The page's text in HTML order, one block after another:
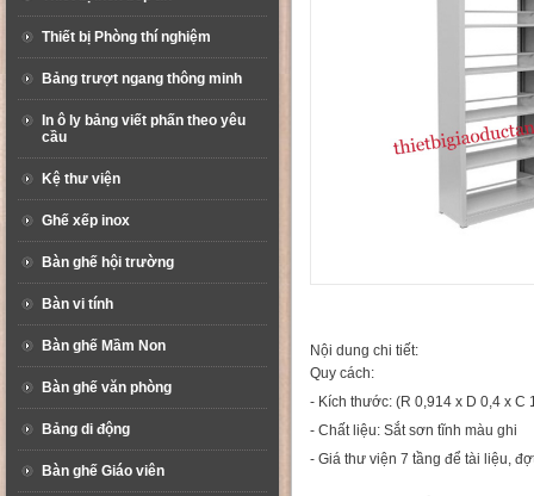
Thiết bị Phòng thí nghiệm
Bảng trượt ngang thông minh
In ô ly bảng viết phấn theo yêu
cầu
Kệ thư viện
Ghế xếp inox
Bàn ghế hội trường
Bàn vi tính
Bàn ghế Mầm Non
Bàn ghế văn phòng
Bảng di động
Bàn ghế Giáo viên
Nội dung chi tiết:
Quy cách:
- Kích thước: (R 0,914 x D 0,4 x C
- Chất liệu: Sắt sơn tĩnh màu ghi
- Giá thư viện 7 tầng để tài liệu,